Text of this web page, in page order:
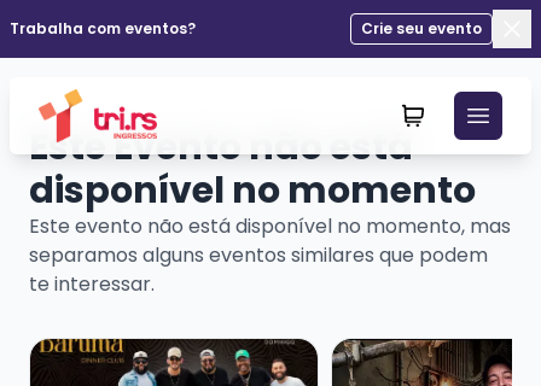
Trabalha com eventos?
Crie seu evento
Este Evento não está
disponível no momento
Este evento não está disponível no momento, mas
separamos alguns eventos similares que podem
te interessar.
Veja mais sobre Baruma Percussão do Samba + Dj
Veja mais sobre CRIS